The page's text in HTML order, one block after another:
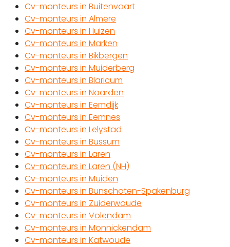
Cv-monteurs in Buitenvaart
Cv-monteurs in Almere
Cv-monteurs in Huizen
Cv-monteurs in Marken
Cv-monteurs in Bikbergen
Cv-monteurs in Muiderberg
Cv-monteurs in Blaricum
Cv-monteurs in Naarden
Cv-monteurs in Eemdijk
Cv-monteurs in Eemnes
Cv-monteurs in Lelystad
Cv-monteurs in Bussum
Cv-monteurs in Laren
Cv-monteurs in Laren (NH)
Cv-monteurs in Muiden
Cv-monteurs in Bunschoten-Spakenburg
Cv-monteurs in Zuiderwoude
Cv-monteurs in Volendam
Cv-monteurs in Monnickendam
Cv-monteurs in Katwoude